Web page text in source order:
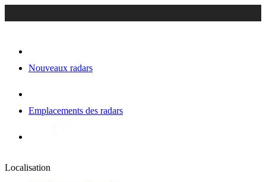
Nouveaux radars
Emplacements des radars
Localisation